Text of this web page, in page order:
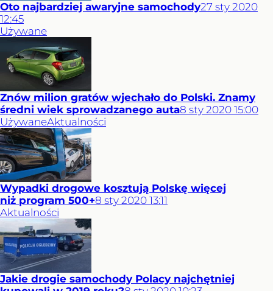
Oto najbardziej awaryjne samochody27 sty 2020
12:45
Używane
Znów milion gratów wjechało do Polski. Znamy
średni wiek sprowadzanego auta8 sty 2020 15:00
UżywaneAktualności
Wypadki drogowe kosztują Polskę więcej
niż program 500+8 sty 2020 13:11
Aktualności
Jakie drogie samochody Polacy najchętniej